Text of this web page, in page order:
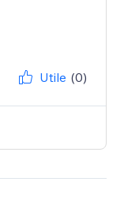
Utile (0)